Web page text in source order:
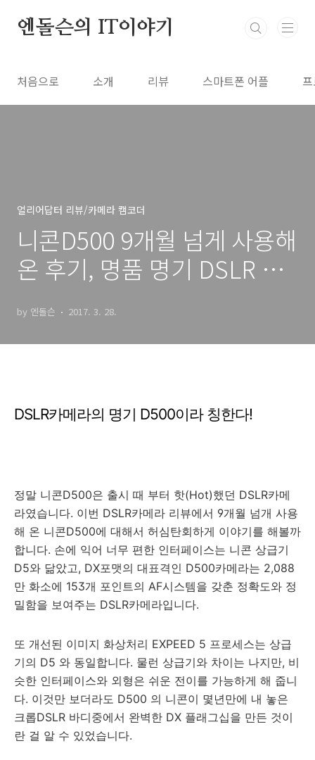
엔돌슨의 IT이야기
처음으로 소개 리뷰 스마트폰 어플
얼리어답터 리뷰/카메라 캠코더
니콘D500 9개월 넘게 사용해
온 후기, 명품 명기 DSLR 추
by 엔돌슨 2017. 3. 28.
DSLR카메라의 명기 D500이라 칭한다!
정말 니콘D500은 출시 때 부터 핫(Hot)했던 DSLR카메
라였습니다. 이번 DSLR카메라 리뷰에서 9개월 넘개 사용
해 온 니콘D500에 대해서 허심탄회하게 이야기를 해볼까
합니다. 손에 익어 너무 편한 인터페이스는 니콘 상급기
D5와 닮았고, DX포맷의 대표격인 D500카메라는 2,088
만 화소에 153개 포인트의 AF시스템을 갖춘 정확도와 정
밀함을 보여주는 DSLR카메라입니다.
또 개선된 이미지 화상처리 EXPEED 5 프로세스는 상급
기의 D5 와 동일합니다. 물런 상급기와 차이는 나지만, 비
슷한 인터페이스와 외형은 쉬운 전이를 가능하게 해 줍니
다. 이것만 보더라도 D500 의 니콘이 몇년만에 내 놓은
크롭DSLR 바디중에서 완벽한 DX 플래그십을 만든 것이
란 걸 알 수 있었습니다.